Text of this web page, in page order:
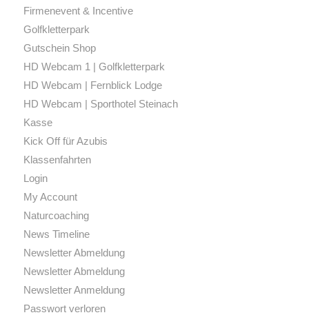
Firmenevent & Incentive
Golfkletterpark
Gutschein Shop
HD Webcam 1 | Golfkletterpark
HD Webcam | Fernblick Lodge
HD Webcam | Sporthotel Steinach
Kasse
Kick Off für Azubis
Klassenfahrten
Login
My Account
Naturcoaching
News Timeline
Newsletter Abmeldung
Newsletter Abmeldung
Newsletter Anmeldung
Passwort verloren